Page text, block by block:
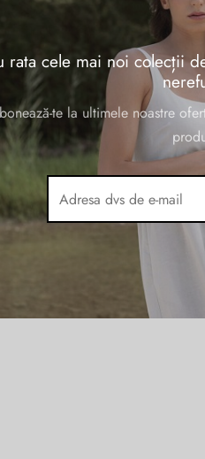
rata cele mai noi colecții
te la ultimele noastre
etichetate „rucsac de calatorie”
inițial
lei Prețul
curent